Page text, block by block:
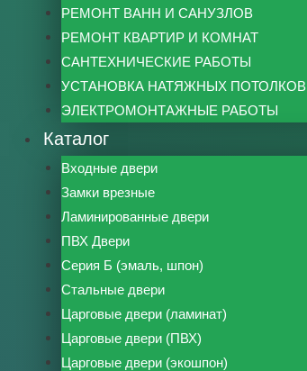
РЕМОНТ ВАНН И САНУЗЛОВ
РЕМОНТ КВАРТИР И КОМНАТ
САНТЕХНИЧЕСКИЕ РАБОТЫ
УСТАНОВКА НАТЯЖНЫХ ПОТОЛКОВ
ЭЛЕКТРОМОНТАЖНЫЕ РАБОТЫ
Каталог
Входные двери
Замки врезные
Ламинированные двери
ПВХ Двери
Серия Б (эмаль, шпон)
Стальные двери
Царговые двери (ламинат)
Царговые двери (ПВХ)
Царговые двери (экошпон)